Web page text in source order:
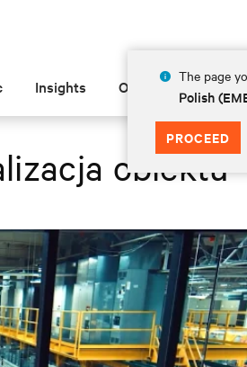
The page
Polish
PROCEED
Insights O Vertiv
obiektu